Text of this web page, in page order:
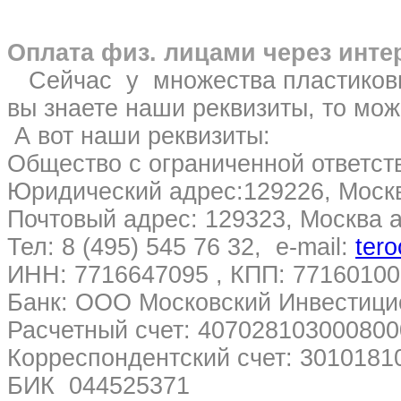
Оплата физ. лицами через
Сейчас у множества
вы знаете наши реквизиты, то
А вот наши реквизиты:
Общество с ограниченной
Юридический адрес:129226,
Почтовый адрес: 129323,
Тел: 8 (495) 545 76 32, e-mail:
ИНН: 7716647095 , КПП:
Банк: ООО Московский
Расчетный счет:
Корреспондентский счет:
БИК 044525371